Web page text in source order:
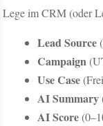
Lege im CRM (oder
Lead Source
Campaign
Use Case
AI Summary
AI Score